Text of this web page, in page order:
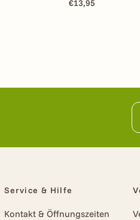
€13,95
Service & Hilfe
Kontakt & Öffnungszeiten